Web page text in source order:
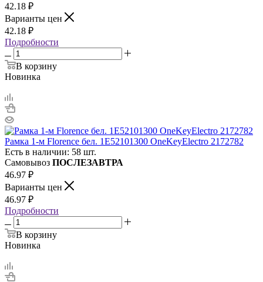
42.18 ₽
Варианты цен
42.18 ₽
Подробности
В корзину
Новинка
Рамка 1-м Florence бел. 1E52101300 OneKeyElectro 2172782
Есть в наличии: 58 шт.
Самовывоз ПОСЛЕЗАВТРА
46.97 ₽
Варианты цен
46.97 ₽
Подробности
В корзину
Новинка